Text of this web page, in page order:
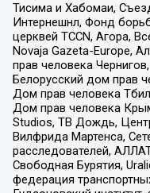
Тисима и Хабомаи,
Интернешнл, Фонд
церквей TCCN, Агора,
Novaja Gazeta-Europe,
прав человека
Белорусский дом прав
Дом прав человека
Дом прав человека
Studios, ТВ Дождь,
Вилфрида Мартенса,
расследователей,
Свободная Бурятия,
федерация